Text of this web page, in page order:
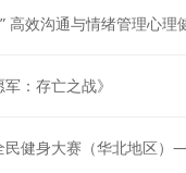
高效沟通与情绪管理心理
：存亡之战》
民健身大赛（华北地区